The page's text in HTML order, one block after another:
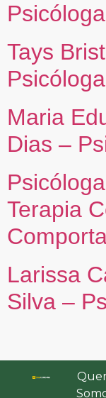
Psicóloga
Tays
Psicóloga
Maria
Dias –
Terapia
Larissa
Silva –